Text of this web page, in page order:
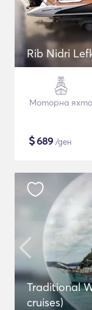
Rib Nidri
Моторна яхта
$689 /ден
Traditional
cruises)